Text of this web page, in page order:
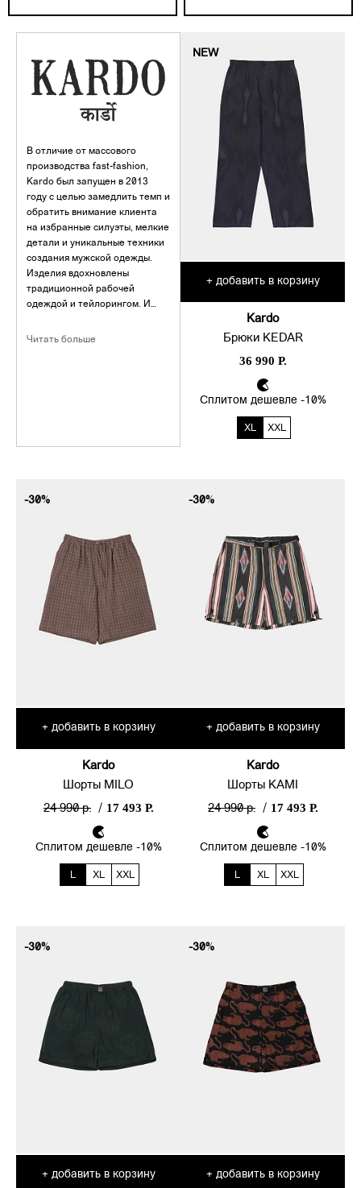
В отличие от массового
производства fast-fashion,
Kardo был запущен в 2013
году с целью замедлить темп и
обратить внимание клиента
на избранные силуэты, мелкие
детали и уникальные техники
создания мужской одежды.
Изделия вдохновлены
традиционной рабочей
одеждой и тейлорингом. И
привычки и стиль
денимом индиго, вышивкой
поддерживает и сотрудничает
с сообществами ручного
ткачества по всей Индии, в
надежде, что эти выдающиеся
традиционные методы не
исчезнут, а их воздействие на
окружающую среду будет
минимальным.
Читать больше
NEW
+ добавить в корзину
Kardo
Брюки KEDAR
36 990 Р.
Сплитом дешевле -10%
XL XXL
-30%
+ добавить в корзину
Kardo
Шорты MILO
24 990 р.
/ 17 493 Р.
Сплитом дешевле -10%
L XL XXL
-30%
+ добавить в корзину
Kardo
Шорты KAMI
24 990 р.
/ 17 493 Р.
Сплитом дешевле -10%
L XL XXL
-30%
+ добавить в корзину
-30%
+ добавить в корзину